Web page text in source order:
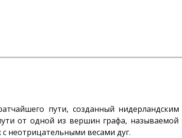
пути, созданный
от одной из вершин графа, называемой
неотрицательными весами дуг.